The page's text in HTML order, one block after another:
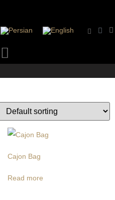
Cajon Bag
Read more